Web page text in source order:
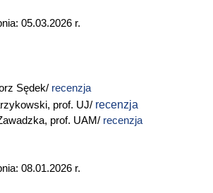
05.03.2026 r.
Sędek/ recenzja
prof. UJ/ recenzja
prof. UAM/ recenzja
08.01.2026 r.